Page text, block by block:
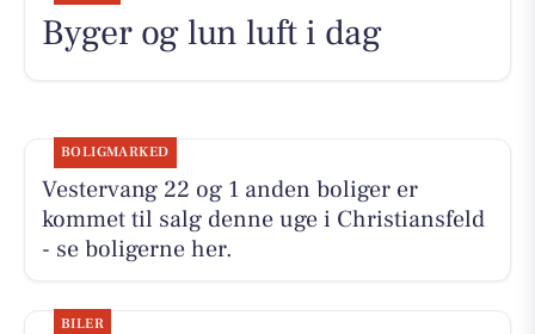
Byger og lun luft i dag
BOLIGMARKED
Vestervang 22 og 1 anden boliger er
kommet til salg denne uge i Christiansfeld
- se boligerne her.
BILER